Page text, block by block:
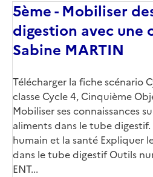
5ème - Mobiliser
digestion avec une
Sabine MARTIN
Télécharger la fiche scénario
classe Cycle 4, Cinquième
Mobiliser ses connaissances
aliments dans le tube
humain et la santé Expliquer
dans le tube digestif Outils
ENT...